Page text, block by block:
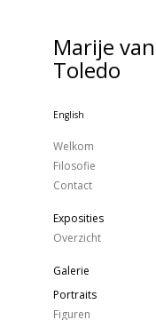
Marije van
Toledo
English
Welkom
Filosofie
Contact
Exposities
Overzicht
Galerie
Portraits
Figuren